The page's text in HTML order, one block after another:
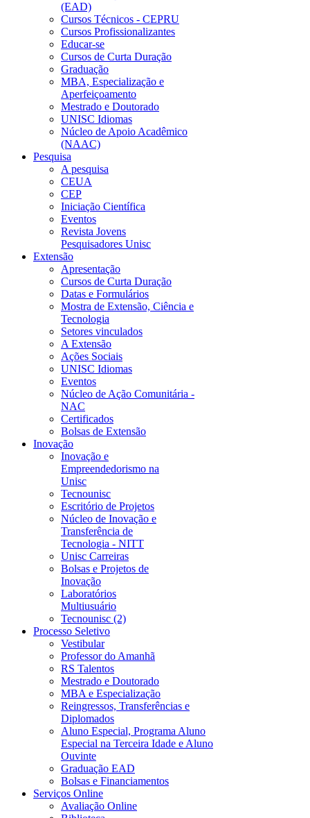
(EAD)
Cursos Técnicos - CEPRU
Cursos Profissionalizantes
Educar-se
Cursos de Curta Duração
Graduação
MBA, Especialização e
Aperfeiçoamento
Mestrado e Doutorado
UNISC Idiomas
Núcleo de Apoio Acadêmico
(NAAC)
Pesquisa
A pesquisa
CEUA
CEP
Iniciação Científica
Eventos
Revista Jovens
Pesquisadores Unisc
Extensão
Apresentação
Cursos de Curta Duração
Datas e Formulários
Mostra de Extensão, Ciência e
Tecnologia
Setores vinculados
A Extensão
Ações Sociais
UNISC Idiomas
Eventos
Núcleo de Ação Comunitária -
NAC
Certificados
Bolsas de Extensão
Inovação
Inovação e
Empreendedorismo na
Unisc
Tecnounisc
Escritório de Projetos
Núcleo de Inovação e
Transferência de
Tecnologia - NITT
Unisc Carreiras
Bolsas e Projetos de
Inovação
Laboratórios
Multiusuário
Tecnounisc (2)
Processo Seletivo
Vestibular
Professor do Amanhã
RS Talentos
Mestrado e Doutorado
MBA e Especialização
Reingressos, Transferências e
Diplomados
Aluno Especial, Programa Aluno
Especial na Terceira Idade e Aluno
Ouvinte
Graduação EAD
Bolsas e Financiamentos
Serviços Online
Avaliação Online